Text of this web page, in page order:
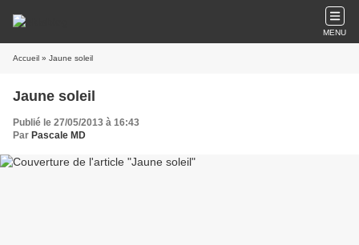
MENU
Accueil » Jaune soleil
Jaune soleil
Publié le 27/05/2013 à 16:43
Par Pascale MD